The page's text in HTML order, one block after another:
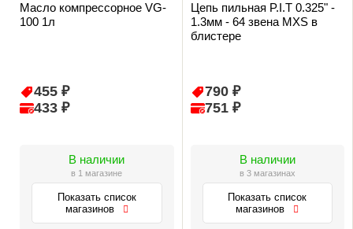
Масло компрессорное VG-
100 1л
455 ₽
433 ₽
В наличии
в 1 магазине
Показать список
магазинов
Цепь пильная P.I.T 0.325" -
1.3мм - 64 звена MXS в
блистере
790 ₽
751 ₽
В наличии
в 3 магазинах
Показать список
магазинов